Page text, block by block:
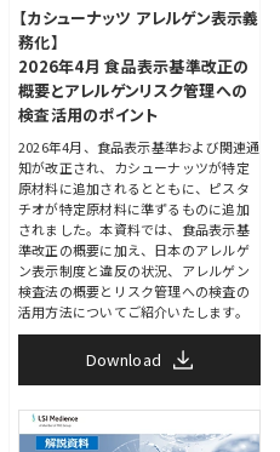
【カシューナッツ アレルゲン表示義
務化】
2026年4月 食品表示基準改正の
概要とアレルゲンリスク管理への
検査活用のポイント
2026年4月、食品表示基準および関連通
知が改正され、カシューナッツが特定
原材料に追加されるとともに、ピスタ
チオが特定原材料に準ずるものに追加
されました。本資料では、食品表示基
準改正の概要に加え、日本のアレルゲ
ン表示制度と違反の状況、アレルゲン
検査法の概要とリスク管理への検査の
活用方法についてご紹介いたします。
Download